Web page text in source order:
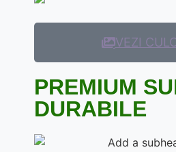
VEZI
PREMIUM
DURABILE